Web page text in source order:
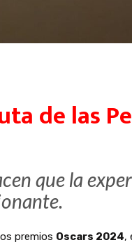
de las
que la
premios Oscars 2024,